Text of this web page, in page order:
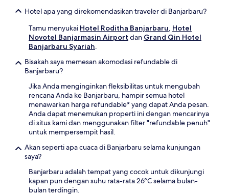
Hotel apa yang direkomendasikan traveler di Banjarbaru?
Tamu menyukai Hotel Roditha Banjarbaru, Hotel
Novotel Banjarmasin Airport dan Grand Qin Hotel
Banjarbaru Syariah.
Bisakah saya memesan akomodasi refundable di
Banjarbaru?
Jika Anda menginginkan fleksibilitas untuk mengubah
rencana Anda ke Banjarbaru, hampir semua hotel
menawarkan harga refundable* yang dapat Anda pesan.
Anda dapat menemukan properti ini dengan mencarinya
di situs kami dan menggunakan filter "refundable penuh"
untuk mempersempit hasil.
Akan seperti apa cuaca di Banjarbaru selama kunjungan
saya?
Banjarbaru adalah tempat yang cocok untuk dikunjungi
kapan pun dengan suhu rata-rata 26°C selama bulan-
bulan terdingin.